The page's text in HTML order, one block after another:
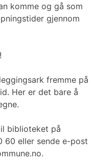
komme og gå som
gjennom
fremme på
Her er det bare å
biblioteket på
60 eller sende e-post